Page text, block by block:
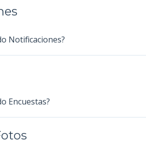
Notificaciones?
Encuestas?